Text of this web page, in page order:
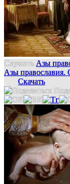
Слушать Азы
Азы православия.
Скачать